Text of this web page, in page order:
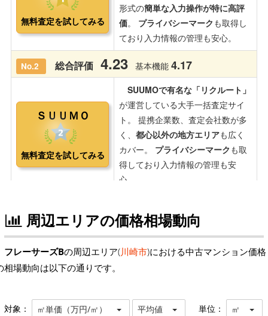
周辺エリアの価格相場動向
フレーサーズBの周辺エリア(川崎市)における中古マンション価格
相場動向は以下の通りです。
対象： ㎡単価（万円/㎡） 平均値 単位： ㎡